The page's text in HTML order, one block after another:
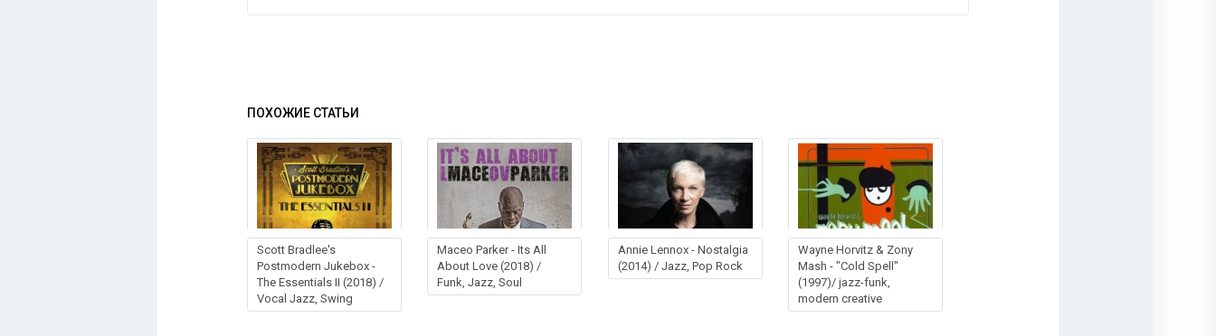
ПОХОЖИЕ СТАТЬИ
Scott Bradlee's
Postmodern Jukebox -
The Essentials II (2018) /
Vocal Jazz, Swing
Maceo Parker - Its All
About Love (2018) /
Funk, Jazz, Soul
Annie Lennox - Nostalgia
(2014) / Jazz, Pop Rock
Wayne Horvitz & Zony
Mash - "Cold Spell"
(1997)/ jazz-funk,
modern creative